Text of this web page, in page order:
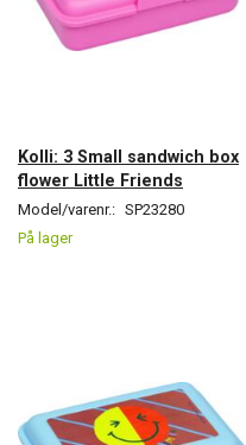
Kolli: 3 Small sandwich box
flower Little Friends
Model/varenr.: SP23280
På lager